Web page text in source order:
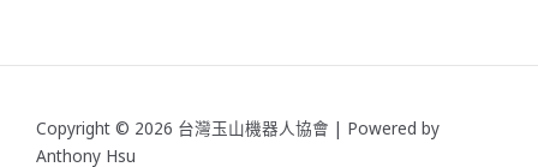
Copyright © 2026 台灣玉山機器人協會 | Powered by
Anthony Hsu